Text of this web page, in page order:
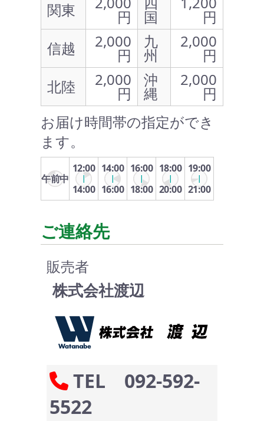
関東 円 国
円
信越
2,000
円
九
州
2,000
円
北陸
2,000
円
沖
縄
2,000
円
お届け時間帯の指定ができ
ます。
午前中
12:00
14:00
14:00
16:00
16:00
18:00
18:00
20:00
19:00
21:00
ご連絡先
販売者
株式会社渡辺
TEL 092-592-
5522